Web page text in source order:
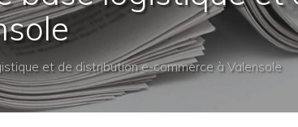
et de distribution e-commerce à Valensole